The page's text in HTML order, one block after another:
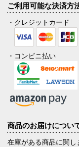
ご利用可能な決済方
・クレジットカード
・コンビニ払い
商品のお届けについ
在庫がある商品に関